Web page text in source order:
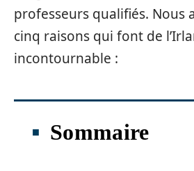
professeurs qualifiés. Nous
cinq raisons qui font de
incontournable :
Sommaire